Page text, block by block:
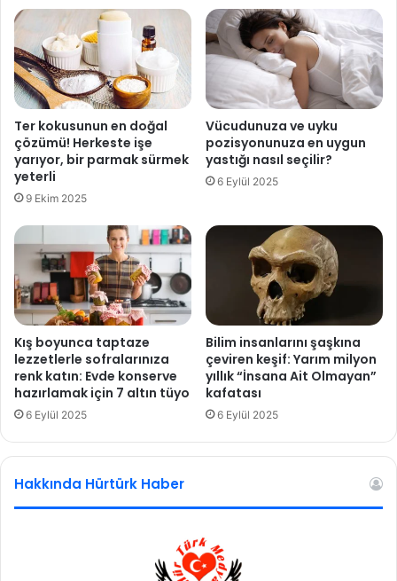
l
e
ç
i
m
u
n
u
t
m
a
ı
n
n
n
p
e
d
e
a
r
k
a
s
n
y
a
z
d
:
a
s
Ter kokusunun en doğal
çözümü! Herkeste işe
yarıyor, bir parmak sürmek
yeterli
9 Ekim 2025
Vücudunuza ve uyku
pozisyonunuza en uygun
yastığı nasıl seçilir?
6 Eylül 2025
Kış boyunca taptaze
lezzetlerle sofralarınıza
renk katın: Evde konserve
hazırlamak için 7 altın tüyo
6 Eylül 2025
Bilim insanlarını şaşkına
çeviren keşif: Yarım milyon
yıllık “İnsana Ait Olmayan”
kafatası
6 Eylül 2025
Hakkında Hürtürk Haber